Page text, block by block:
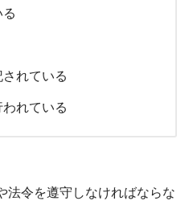
れている
れている
法令を遵守しなければならな